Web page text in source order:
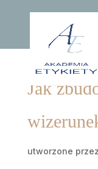
Jak
utworzone przez